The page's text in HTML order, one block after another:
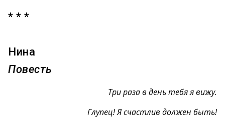
* * *
Нина
Повесть
Три раза в день тебя я вижу.
Глупец! Я счастлив должен быть!